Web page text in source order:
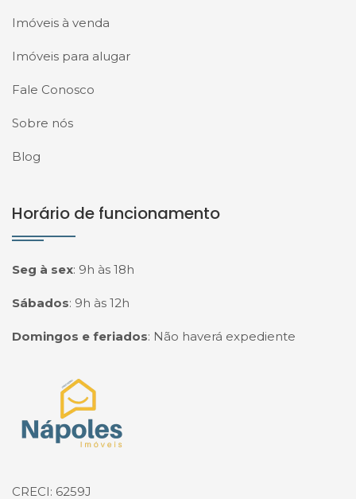
Imóveis à venda
Imóveis para alugar
Fale Conosco
Sobre nós
Blog
Horário de funcionamento
Seg à sex: 9h às 18h
Sábados: 9h às 12h
Domingos e feriados: Não haverá expediente
Página inicial
CRECI: 6259J